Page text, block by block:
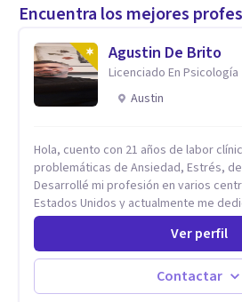
Encuentra los mejores
Agustin De Brito
Licenciado En Psicología
Austin
Hola, cuento con 21 años de labor
problemáticas de Ansiedad, Estrés, depresión y adicciones.
Desarrollé mi profesión en varios
Estados Unidos y actualmente me
privada. Utilizo terapias cognitivas
evidencia científica con comprobados
objetivos terapéuticos están
herramientas concretas para el
desarrollar nuevas habilidades y
Ver perfil
Contactar